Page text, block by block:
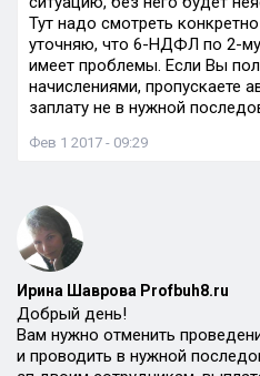
Тут надо смотреть
уточняю, что 6-НДФЛ по 2-му
имеет проблемы. Если Вы
начислениями, пропускаете
заплату не в нужной
Фев 1 2017 - 09:29
Ирина Шаврова Profbuh8.ru
Добрый день!
Вам нужно отменить
и проводить в нужной